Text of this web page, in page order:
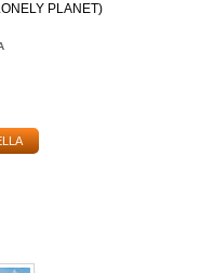
PLANET)